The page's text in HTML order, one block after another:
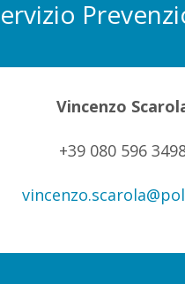
Vincenzo
+39 080 596